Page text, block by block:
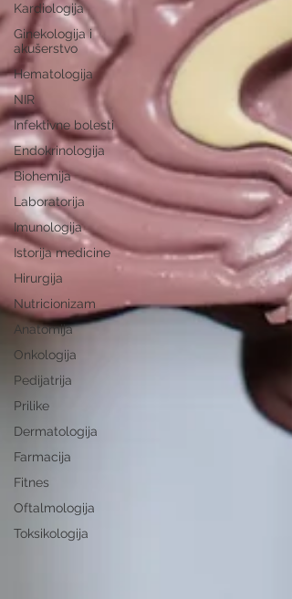
Kardiologija
Ginekologija i
akušerstvo
Hematologija
NIR
Infektivne bolesti
Endokrinologija
Biohemija
Laboratorija
Imunologija
Istorija medicine
Hirurgija
Nutricionizam
Anatomija
Onkologija
Pedijatrija
Prilike
Dermatologija
Farmacija
Fitnes
Oftalmologija
Toksikologija